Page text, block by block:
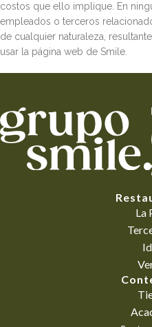
costos que ello implique. En
empleados o terceros
de cualquier naturaleza,
usar la página web de Smile.
La